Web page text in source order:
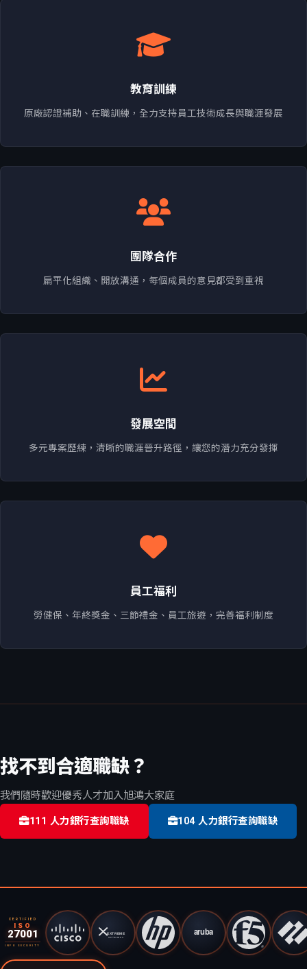
教育訓練
原廠認證補助、在職訓練，全力支持員工技術成長與職涯發展
團隊合作
扁平化組織、開放溝通，每個成員的意見都受到重視
發展空間
多元專案歷練，清晰的職涯晉升路徑，讓您的潛力充分發揮
員工福利
勞健保、年終獎金、三節禮金、員工旅遊，完善福利制度
找不到合適職缺？
我們隨時歡迎優秀人才加入旭鴻大家庭
111 人力銀行查詢職缺 104 人力銀行查詢職缺
CERTIFIED
ISO
27001
INFO SECURITY